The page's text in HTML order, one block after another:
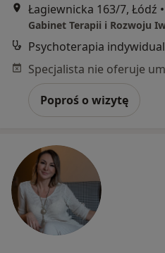
Łagiewnicka 163/7, Łódź •
Gabinet Terapii i Rozwoju
Psychoterapia
Poproś o wizytę